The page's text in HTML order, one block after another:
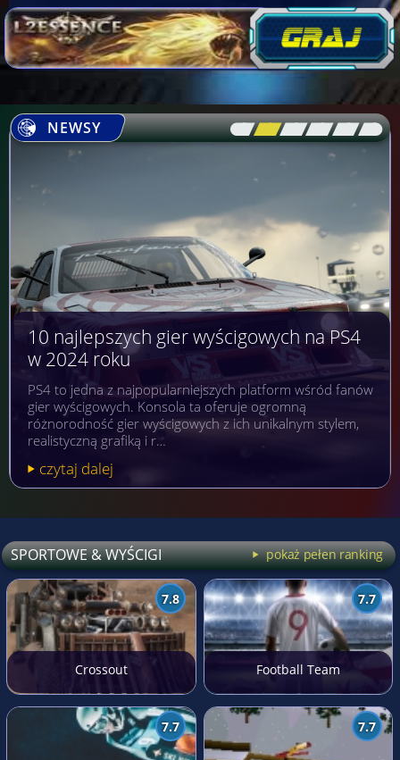
NEWSY [\ \\ \\ \\ \\ \]
10 najlepszych gier wyścigowych na PS4
w 2024 roku
PS4 to jedna z najpopularniejszych platform wśród fanów
gier wyścigowych. Konsola ta oferuje ogromną
różnorodność gier wyścigowych z ich unikalnym stylem,
realistyczną grafiką i r…
czytaj dalej
SPORTOWE & WYŚCIGI pokaż pełen ranking
7.8
Crossout
7.7
Football Team
7.7 7.7